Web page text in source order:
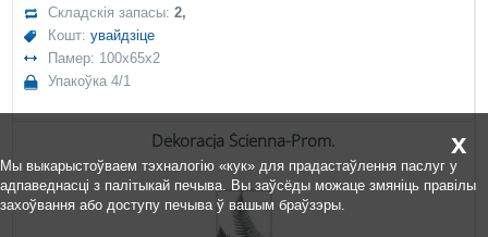
Складскія запасы:2,
Кошт:увайдзіце
Памер: 100x65x2
Упакоўка 4/1
Dekoracja Ścienna-Prom. x
Мы выкарыстоўваем тэхналогію «кук» для прадастаўлення паслуг у
адпаведнасці з палітыкай печыва. Вы заўсёды можаце змяніць правілы
захоўвання або доступу печыва ў вашым браўзэры.